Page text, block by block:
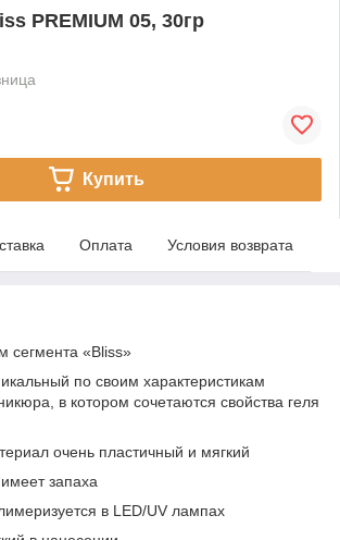
PREMIUM 05, 30гр
Купить
Оплата Условия возврата
сегмента «Bliss»
по своим характеристикам
в котором сочетаются свойства геля
очень пластичный и мягкий
запаха
в LED/UV лампах